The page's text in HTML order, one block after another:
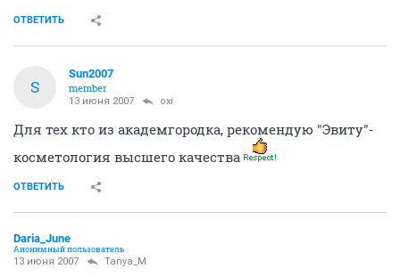
ОТВЕТИТЬ
S
Sun2007
member
13 июня 2007 oxi
Для тех кто из академгородка, рекомендую "Эвиту"-
косметология высшего качества
ОТВЕТИТЬ
Daria_June
Анонимный пользователь
13 июня 2007 Tanya_M